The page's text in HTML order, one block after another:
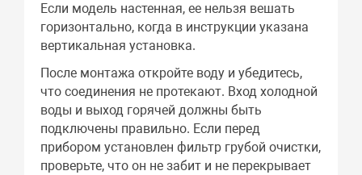
Если модель настенная, ее нельзя вешать
горизонтально, когда в инструкции указана
вертикальная установка.
После монтажа откройте воду и убедитесь,
что соединения не протекают. Вход холодной
воды и выход горячей должны быть
подключены правильно. Если перед
прибором установлен фильтр грубой очистки,
проверьте, что он не забит и не перекрывает